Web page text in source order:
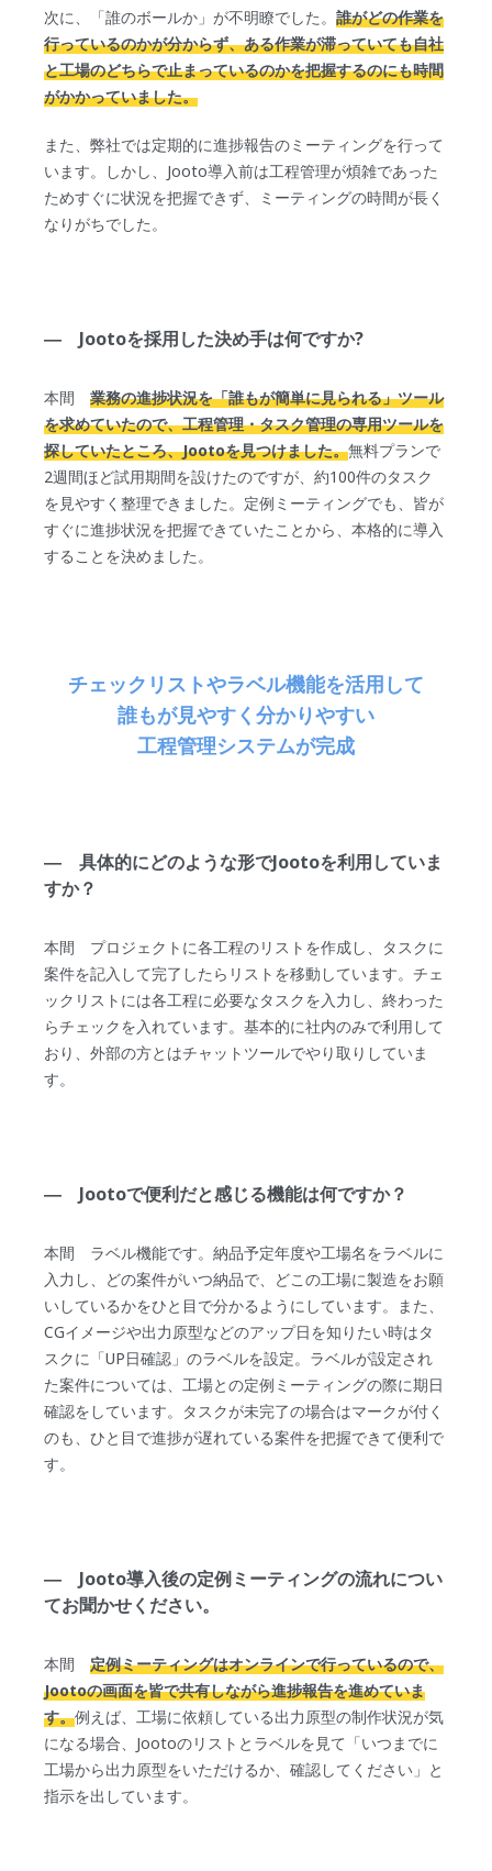
次に、「誰のボールか」が不明瞭でした。誰がどの作業を
行っているのかが分からず、ある作業が滞っていても自社
と工場のどちらで止まっているのかを把握するのにも時間
がかかっていました。
また、弊社では定期的に進捗報告のミーティングを行って
います。しかし、Jooto導入前は工程管理が煩雑であった
ためすぐに状況を把握できず、ミーティングの時間が長く
なりがちでした。
― Jootoを採用した決め手は何ですか?
本間業務の進捗状況を「誰もが簡単に見られる」ツール
を求めていたので、工程管理・タスク管理の専用ツールを
探していたところ、Jootoを見つけました。無料プランで
2週間ほど試用期間を設けたのですが、約100件のタスク
を見やすく整理できました。定例ミーティングでも、皆が
すぐに進捗状況を把握できていたことから、本格的に導入
することを決めました。
チェックリストやラベル機能を活用して
誰もが見やすく分かりやすい
工程管理システムが完成
― 具体的にどのような形でJootoを利用していま
すか？
本間 プロジェクトに各工程のリストを作成し、タスクに
案件を記入して完了したらリストを移動しています。チェ
ックリストには各工程に必要なタスクを入力し、終わった
らチェックを入れています。基本的に社内のみで利用して
おり、外部の方とはチャットツールでやり取りしていま
す。
― Jootoで便利だと感じる機能は何ですか？
本間 ラベル機能です。納品予定年度や工場名をラベルに
入力し、どの案件がいつ納品で、どこの工場に製造をお願
いしているかをひと目で分かるようにしています。また、
CGイメージや出力原型などのアップ日を知りたい時はタ
スクに「UP日確認」のラベルを設定。ラベルが設定され
た案件については、工場との定例ミーティングの際に期日
確認をしています。タスクが未完了の場合はマークが付く
のも、ひと目で進捗が遅れている案件を把握できて便利で
す。
― Jooto導入後の定例ミーティングの流れについ
てお聞かせください。
本間定例ミーティングはオンラインで行っているので、
Jootoの画面を皆で共有しながら進捗報告を進めていま
す。例えば、工場に依頼している出力原型の制作状況が気
になる場合、Jootoのリストとラベルを見て「いつまでに
工場から出力原型をいただけるか、確認してください」と
指示を出しています。